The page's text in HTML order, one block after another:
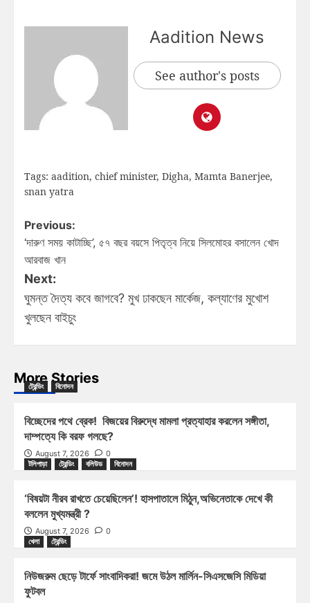
Aadition News
See author's posts
Tags: aadition, chief minister, Digha, Mamta Banerjee,
snan yatra
Previous:
‘দারুণ সময় কাটাচ্ছি’, ৫৭ বছর বয়সে পিতৃত্ব নিয়ে সিলমোহর বসালেন খোদ
আরবাজ খান
Next:
ঘুমন্ত দৈত্য কবে জাগবে? মুখ ঢাকছেন মার্কেজ, কল্যাণের মুখোশ
খুলছেন বাইচুং
More Stories
ট্রেন্ডিং বিনোদন
বিচ্ছেদের পথে ব্রেক! বিজয়ের বিরুদ্ধে মামলা প্রত্যাহার করলেন সঙ্গীতা,
দাম্পত্যে কি বরফ গলছে?
August 7, 2026
0
টলিপাড়া
ট্রেন্ডিং বলিউড বিনোদন
‘বিষয়টা নীরব রাখতে চেয়েছিলেন’! হাসপাতালে মিঠুন,অভিনেতাকে দেখে কী
বললেন মুখ্যমন্ত্রী ?
August 7, 2026
0
খেলা
ট্রেন্ডিং
নিউজরুম ছেড়ে টার্ফে সাংবাদিকরা! জমে উঠল মার্লিন-সিএসজেসি মিডিয়া
ফুটবল